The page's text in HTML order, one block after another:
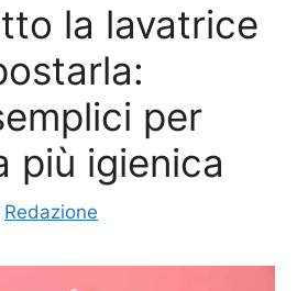
la lavatrice
per
più igienica
Redazione